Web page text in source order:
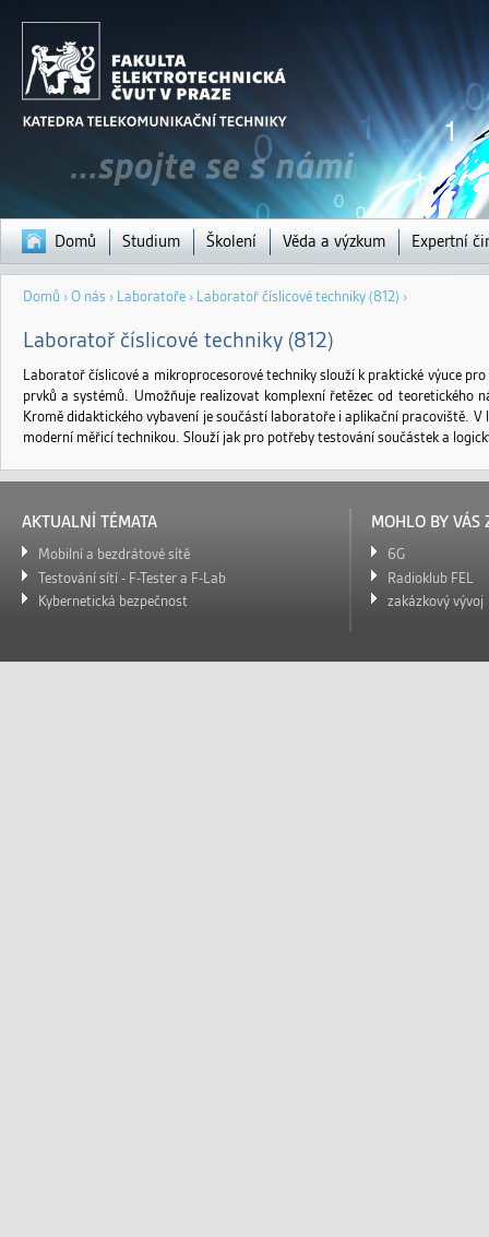
Domů Studium Školení Věda a výzkum Expertní
Jste
Domů › O nás › Laboratoře › Laboratoř číslicové techniky (812) ›
Laboratoř číslicové techniky (812)
Laboratoř číslicové a mikroprocesorové techniky slouží k praktické výuce
prvků a systémů. Umožňuje realizovat komplexní řetězec od
Kromě didaktického vybavení je součástí laboratoře i aplikační pracoviště.
moderní měřicí technikou. Slouží jak pro potřeby testování součástek a
AKTUALNÍ TÉMATA
Mobilní a bezdrátové sítě
Testování sítí - F-Tester a F-Lab
Kybernetická bezpečnost
MOHLO BY VÁS
6G
Radioklub FEL
zakázkový vývoj